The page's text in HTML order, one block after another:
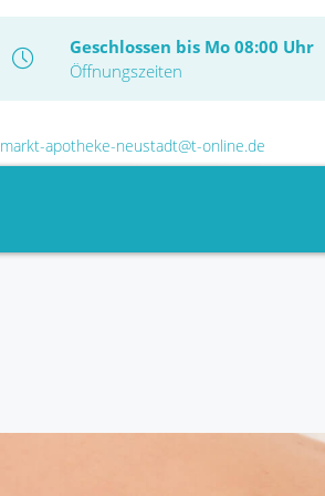
Geschlossen bis Mo 08:00 Uhr
Öffnungszeiten
markt-apotheke-neustadt@t-online.de